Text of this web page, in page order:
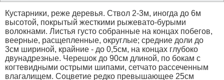
Кустарники, реже деревья. Ствол 2-3м, иногда до 6м
высотой, покрытый жесткими рыжевато-бурыми
волокнами. Листья густо собранные на концах побегов,
веерные, расщепленные, округлые; средние доли до
3см шириной, крайние - до 0,5см, на концах глубоко
двунадрезные. Черешок до 90см длиной, по бокам с
когтевидными острыми шипами, сетчато рассеченным
влагалищем. Соцветие редко превышающее 25см